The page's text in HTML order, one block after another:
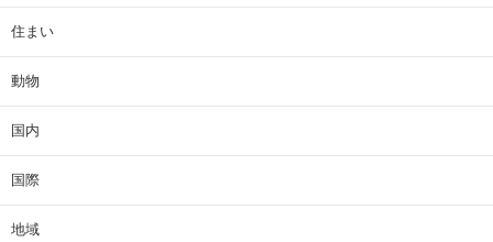
住まい
動物
国内
国際
地域